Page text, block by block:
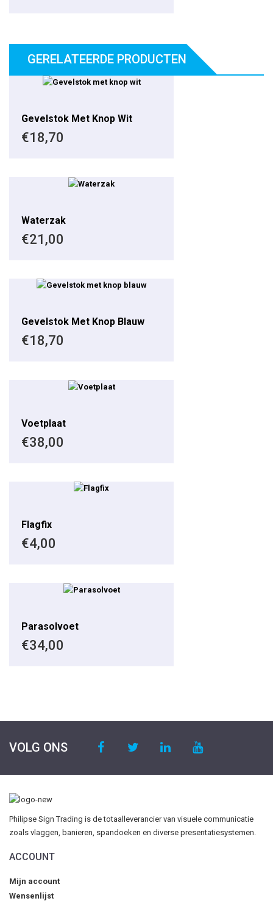
GERELATEERDE PRODUCTEN
Gevelstok Met Knop Wit
€18,70
Waterzak
€21,00
Gevelstok Met Knop Blauw
€18,70
Voetplaat
€38,00
Flagfix
€4,00
Parasolvoet
€34,00
VOLG ONS
Philipse Sign Trading is de totaalleverancier van visuele communicatie
zoals vlaggen, banieren, spandoeken en diverse presentatiesystemen.
ACCOUNT
Mijn account
Wensenlijst